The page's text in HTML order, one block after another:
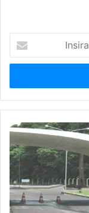
seu
de
email